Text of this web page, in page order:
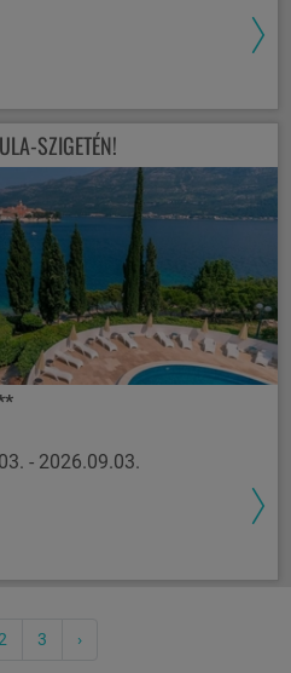
SZIGETÉN!
- 2026.09.03.
3 ›